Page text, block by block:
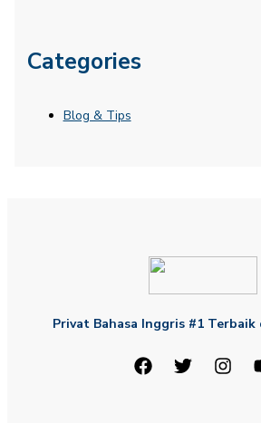
Categories
Blog & Tips
Privat Bahasa Inggris #1 Terbaik